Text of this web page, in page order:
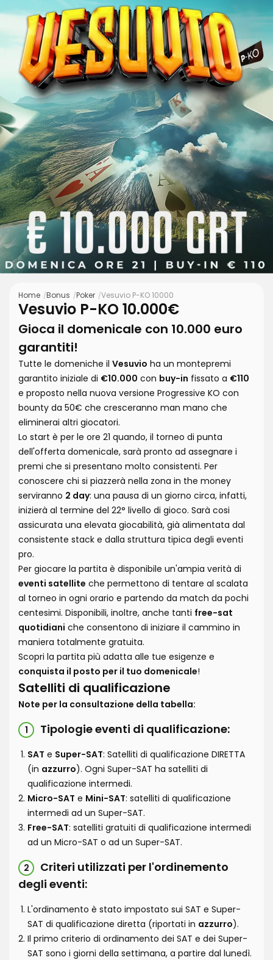
Home Bonus Poker Vesuvio P-KO 10000
Vesuvio P-KO 10.000€
Gioca il domenicale con 10.000 euro
garantiti!
Tutte le domeniche il Vesuvio ha un montepremi
garantito iniziale di €10.000 con buy-in fissato a €110
e proposto nella nuova versione Progressive KO con
bounty da 50€ che cresceranno man mano che
eliminerai altri giocatori.
Lo start è per le ore 21 quando, il torneo di punta
dell'offerta domenicale, sarà pronto ad assegnare i
premi che si presentano molto consistenti. Per
conoscere chi si piazzerà nella zona in the money
serviranno 2 day: una pausa di un giorno circa, infatti,
inizierà al termine del 22° livello di gioco. Sarà cosi
assicurata una elevata giocabilità, già alimentata dal
consistente stack e dalla struttura tipica degli eventi
pro.
Per giocare la partita è disponibile un'ampia verità di
eventi satellite che permettono di tentare al scalata
al torneo in ogni orario e partendo da match da pochi
centesimi. Disponibili, inoltre, anche tanti free-sat
quotidiani che consentono di iniziare il cammino in
maniera totalmente gratuita.
Scopri la partita più adatta alle tue esigenze e
conquista il posto per il tuo domenicale!
Satelliti di qualificazione
Note per la consultazione della tabella:
1 Tipologie eventi di qualificazione:
SAT e Super-SAT: Satelliti di qualificazione DIRETTA
(in azzurro). Ogni Super-SAT ha satelliti di
qualificazione intermedi.
Micro-SAT e Mini-SAT: satelliti di qualificazione
intermedi ad un Super-SAT.
Free-SAT: satelliti gratuiti di qualificazione intermedi
ad un Micro-SAT o ad un Super-SAT.
2
Criteri utilizzati per l'ordinemento
degli eventi:
L'ordinamento è stato impostato sui SAT e Super-
SAT di qualificazione diretta (riportati in azzurro).
Il primo criterio di ordinamento dei SAT e dei Super-
SAT sono i giorni della settimana, a partire dal lunedì.